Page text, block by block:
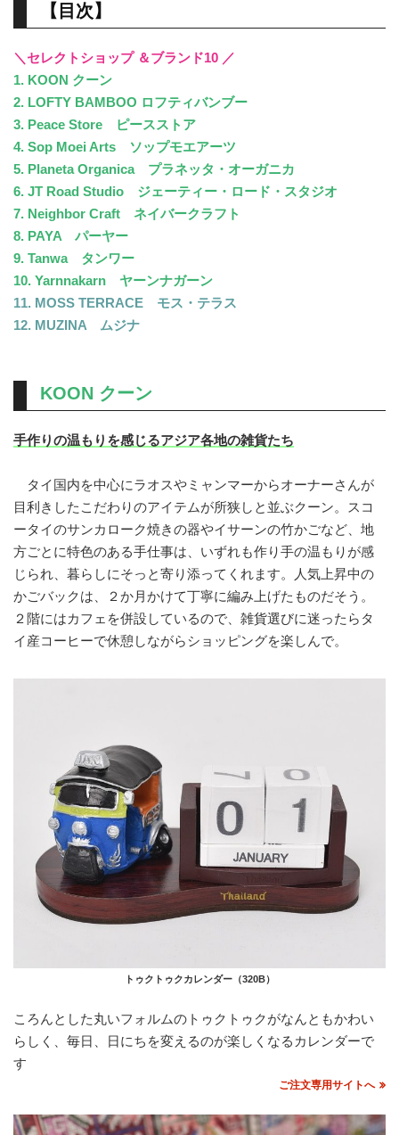
【目次】
＼セレクトショップ ＆ブランド10 ／
1. KOON クーン
2. LOFTY BAMBOO ロフティバンブー
3. Peace Store ピースストア
4. Sop Moei Arts ソップモエアーツ
5. Planeta Organica プラネッタ・オーガニカ
6. JT Road Studio ジェーティー・ロード・スタジオ
7. Neighbor Craft ネイバークラフト
8. PAYA パーヤー
9. Tanwa タンワー
10. Yarnnakarn ヤーンナガーン
11. MOSS TERRACE モス・テラス
12. MUZINA ムジナ
KOON クーン
手作りの温もりを感じるアジア各地の雑貨たち
タイ国内を中心にラオスやミャンマーからオーナーさんが
目利きしたこだわりのアイテムが所狭しと並ぶクーン。スコ
ータイのサンカローク焼きの器やイサーンの竹かごなど、地
方ごとに特色のある手仕事は、いずれも作り手の温もりが感
じられ、暮らしにそっと寄り添ってくれます。人気上昇中の
かごバックは、２か月かけて丁寧に編み上げたものだそう。
２階にはカフェを併設しているので、雑貨選びに迷ったらタ
イ産コーヒーで休憩しながらショッピングを楽しんで。
トゥクトゥクカレンダー（320B）
ころんとした丸いフォルムのトゥクトゥクがなんともかわい
らしく、毎日、日にちを変えるのが楽しくなるカレンダーで
す
ご注文専用サイトへ